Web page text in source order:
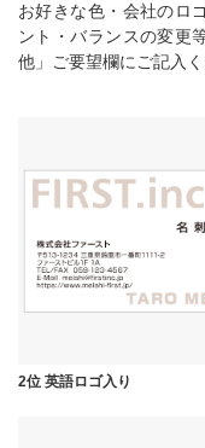
お好きな色・会社のロ
ント・バランスの変更
他」ご要望欄にご記入く
2位 英語ロゴ入り